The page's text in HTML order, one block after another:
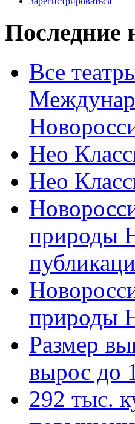
Последние
Все
Нео
Нео
природы
природы
Размер
вырос до
292 тыс.